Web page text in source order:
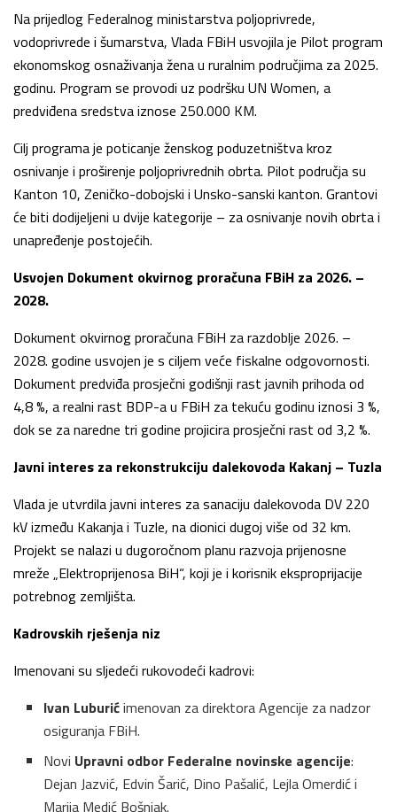
Na prijedlog Federalnog ministarstva poljoprivrede,
vodoprivrede i šumarstva, Vlada FBiH usvojila je Pilot program
ekonomskog osnaživanja žena u ruralnim područjima za 2025.
godinu. Program se provodi uz podršku UN Women, a
predviđena sredstva iznose 250.000 KM.
Cilj programa je poticanje ženskog poduzetništva kroz
osnivanje i proširenje poljoprivrednih obrta. Pilot područja su
Kanton 10, Zeničko-dobojski i Unsko-sanski kanton. Grantovi
će biti dodijeljeni u dvije kategorije – za osnivanje novih obrta i
unapređenje postojećih.
Usvojen Dokument okvirnog proračuna FBiH za 2026. –
2028.
Dokument okvirnog proračuna FBiH za razdoblje 2026. –
2028. godine usvojen je s ciljem veće fiskalne odgovornosti.
Dokument predviđa prosječni godišnji rast javnih prihoda od
4,8 %, a realni rast BDP-a u FBiH za tekuću godinu iznosi 3 %,
dok se za naredne tri godine projicira prosječni rast od 3,2 %.
Javni interes za rekonstrukciju dalekovoda Kakanj – Tuzla
Vlada je utvrdila javni interes za sanaciju dalekovoda DV 220
kV između Kakanja i Tuzle, na dionici dugoj više od 32 km.
Projekt se nalazi u dugoročnom planu razvoja prijenosne
mreže „Elektroprijenosa BiH“, koji je i korisnik eksproprijacije
potrebnog zemljišta.
Kadrovskih rješenja niz
Imenovani su sljedeći rukovodeći kadrovi:
Ivan Luburićimenovan za direktora Agencije za nadzor
osiguranja FBiH.
Novi Upravni odbor Federalne novinske agencije:
Dejan Jazvić, Edvin Šarić, Dino Pašalić, Lejla Omerdić i
Marija Medić Bošnjak.